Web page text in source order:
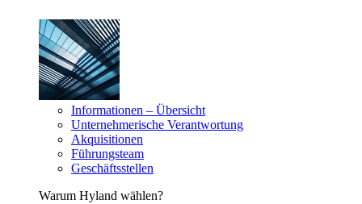
Informationen – Übersicht
Unternehmerische Verantwortung
Akquisitionen
Führungsteam
Geschäftsstellen
Warum Hyland wählen?